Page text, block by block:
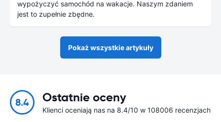
wypożyczyć samochód na wakacje. Naszym zdaniem
jest to zupełnie zbędne.
Pokaż wszystkie artykuły
8.4 Ostatnie oceny
Klienci oceniają nas na 8.4/10 w 108006 recenzjach